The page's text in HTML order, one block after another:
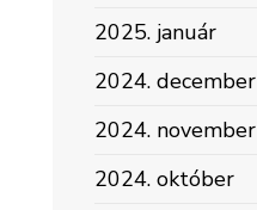
2025. január
2024. december
2024. november
2024. október